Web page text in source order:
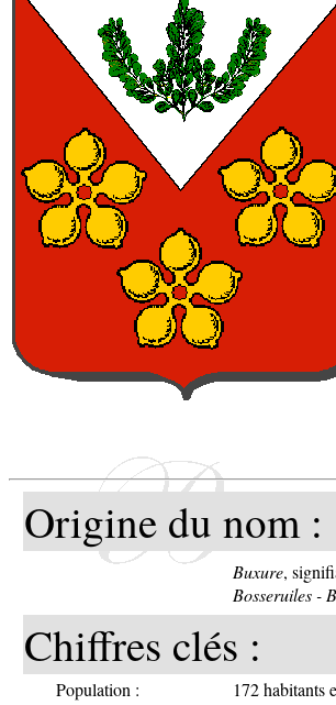
Origine du nom :
Buxure,
Bosseruiles -
Chiffres clés :
Population :
172 habitants